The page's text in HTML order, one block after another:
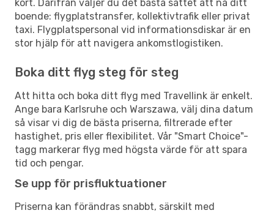
kort. Därifrån väljer du det bästa sättet att nå ditt
boende: flygplatstransfer, kollektivtrafik eller privat
taxi. Flygplatspersonal vid informationsdiskar är en
stor hjälp för att navigera ankomstlogistiken.
Boka ditt flyg steg för steg
Att hitta och boka ditt flyg med Travellink är enkelt.
Ange bara Karlsruhe och Warszawa, välj dina datum
så visar vi dig de bästa priserna, filtrerade efter
hastighet, pris eller flexibilitet. Vår "Smart Choice"-
tagg markerar flyg med högsta värde för att spara
tid och pengar.
Se upp för prisfluktuationer
Priserna kan förändras snabbt, särskilt med